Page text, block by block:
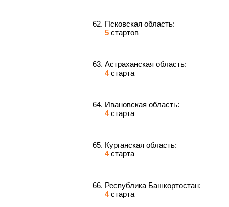
Псковская область:
5 стартов
Астраханская область:
4старта
Ивановская область:
4старта
Курганская область:
4старта
Республика Башкортостан:
4старта